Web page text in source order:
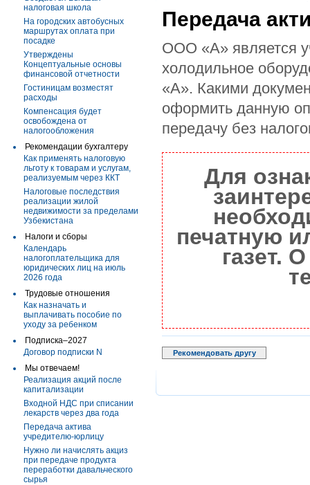
налоговая школа
На городских автобусных
маршрутах оплата при
посадке
Утверждены
Концептуальные основы
финансовой отчетности
Гостиницам возместят
расходы
Компенсация будет
освобождена от
налогообложения
Рекомендации бухгалтеру
Как применять налоговую
льготу к товарам и услугам,
реализуемым через ККТ
Налоговые последствия
реализации жилой
недвижимости за пределами
Узбекистана
Налоги и сборы
Календарь
налогоплательщика для
юридических лиц на июль
2026 года
Трудовые отношения
Как назначать и
выплачивать пособие по
уходу за ребенком
Подписка–2027
Договор подписки N
Мы отвечаем!
Реализация акций после
капитализации
Входной НДС при списании
лекарств через два года
Передача актива
учредителю-юрлицу
Нужно ли начислять акциз
при передаче продукта
переработки давальческого
сырья
Передача
ООО «А» является
холодильное
«А». Какими
оформить данную
передачу без
Для
печатную
газет.
Рекомендовать другу